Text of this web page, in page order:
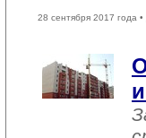
28 сентября 2017 года •